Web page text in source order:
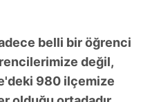
belli bir öğrenci
değil,
980 ilçemize